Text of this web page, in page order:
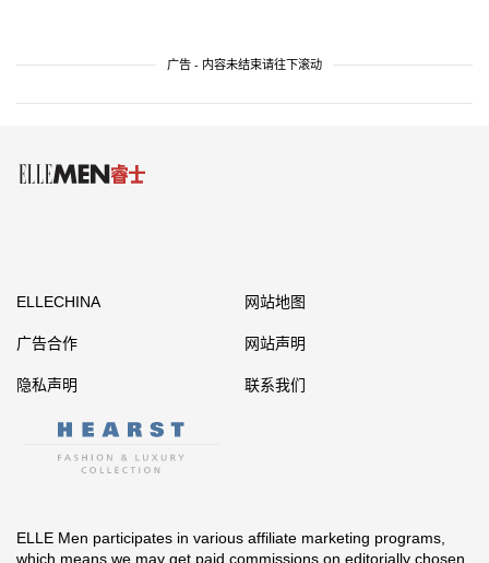
广告 - 内容未结束请往下滚动
ELLECHINA 网站地图
广告合作 网站声明
隐私声明 联系我们
ELLE Men participates in various affiliate marketing programs,
which means we may get paid commissions on editorially chosen